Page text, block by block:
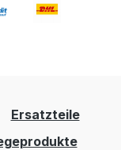
Ersatzteile